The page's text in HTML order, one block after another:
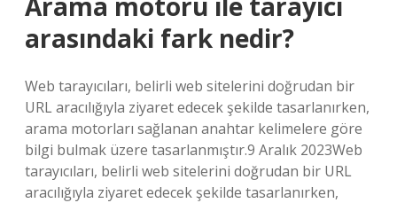
arasındaki fark nedir?
Web tarayıcıları, belirli web sitelerini doğrudan bir
URL aracılığıyla ziyaret edecek şekilde tasarlanırken,
arama motorları sağlanan anahtar kelimelere göre
bilgi bulmak üzere tasarlanmıştır.9 Aralık 2023Web
tarayıcıları, belirli web sitelerini doğrudan bir URL
aracılığıyla ziyaret edecek şekilde tasarlanırken,